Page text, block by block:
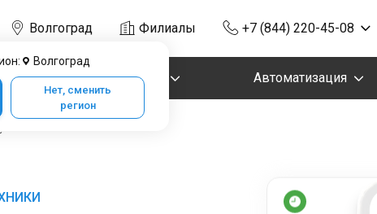
Волгоград
Волгоград
Нет, сменить
регион
Филиалы +7 (844) 220-45-08
Маркировка Автоматизация